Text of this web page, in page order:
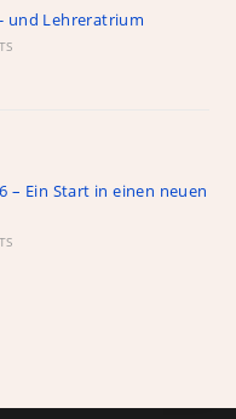
und Lehreratrium
– Ein Start in einen neuen